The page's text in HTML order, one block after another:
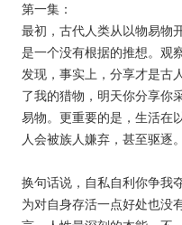
第一集：
最初，古代人类从以物易物
是一个没有根据的推想。观
发现，事实上，分享才是古
了我的猎物，明天你分享你
易物。更重要的是，生活在
人会被族人嫌弃，甚至驱逐。
换句话说，自私自利你争我
为对自身存活一点好处也没